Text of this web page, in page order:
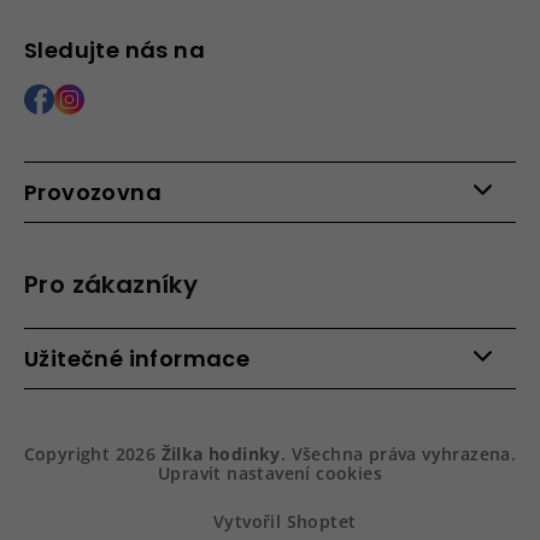
Pro zákazníky
Věrnostní program
Obchodní podmínky
Vrácení a reklamace
Podmínky ochrany osobních údajů
Sledujte nás na
Provozovna
Roháčova 639, 390 02 Tábor
Užitečné informace
Dárkové balení hodinek
Na prvním místě služby
Copyright 2026 Žilka hodinky. Všechna práva vyhrazena.
Upravit nastavení cookies
Vytvořil Shoptet